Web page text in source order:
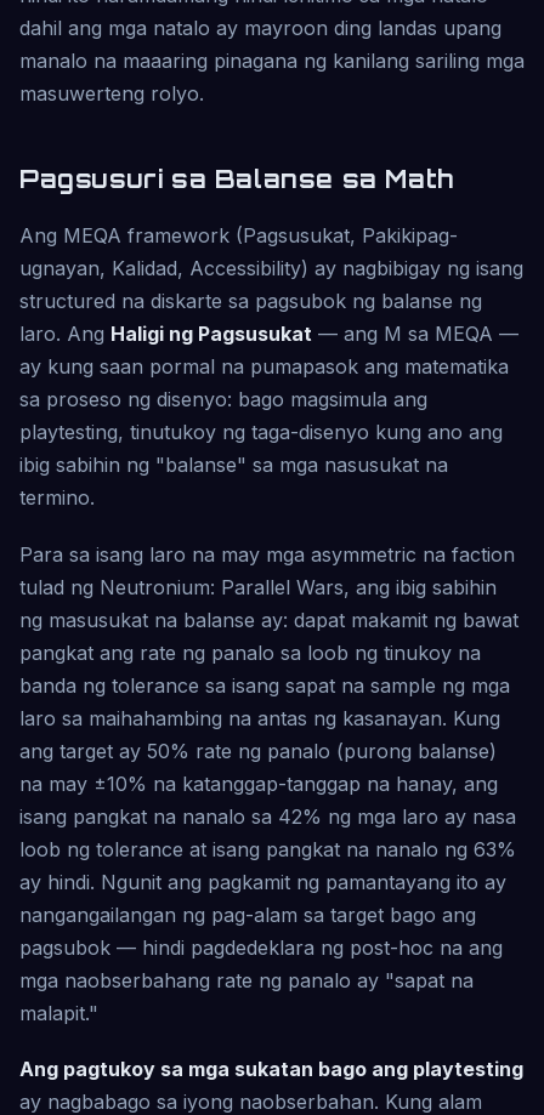
dahil ang mga natalo ay mayroon ding landas upang
manalo na maaaring pinagana ng kanilang sariling mga
masuwerteng rolyo.
Pagsusuri sa Balanse sa Math
Ang MEQA framework (Pagsusukat, Pakikipag-
ugnayan, Kalidad, Accessibility) ay nagbibigay ng isang
structured na diskarte sa pagsubok ng balanse ng
laro. Ang Haligi ng Pagsusukat — ang M sa MEQA —
ay kung saan pormal na pumapasok ang matematika
sa proseso ng disenyo: bago magsimula ang
playtesting, tinutukoy ng taga-disenyo kung ano ang
ibig sabihin ng "balanse" sa mga nasusukat na
termino.
Para sa isang laro na may mga asymmetric na faction
tulad ng Neutronium: Parallel Wars, ang ibig sabihin
ng masusukat na balanse ay: dapat makamit ng bawat
pangkat ang rate ng panalo sa loob ng tinukoy na
banda ng tolerance sa isang sapat na sample ng mga
laro sa maihahambing na antas ng kasanayan. Kung
ang target ay 50% rate ng panalo (purong balanse)
na may ±10% na katanggap-tanggap na hanay, ang
isang pangkat na nanalo sa 42% ng mga laro ay nasa
loob ng tolerance at isang pangkat na nanalo ng 63%
ay hindi. Ngunit ang pagkamit ng pamantayang ito ay
nangangailangan ng pag-alam sa target bago ang
pagsubok — hindi pagdedeklara ng post-hoc na ang
mga naobserbahang rate ng panalo ay "sapat na
malapit."
Ang pagtukoy sa mga sukatan bago ang playtesting
ay nagbabago sa iyong naobserbahan. Kung alam